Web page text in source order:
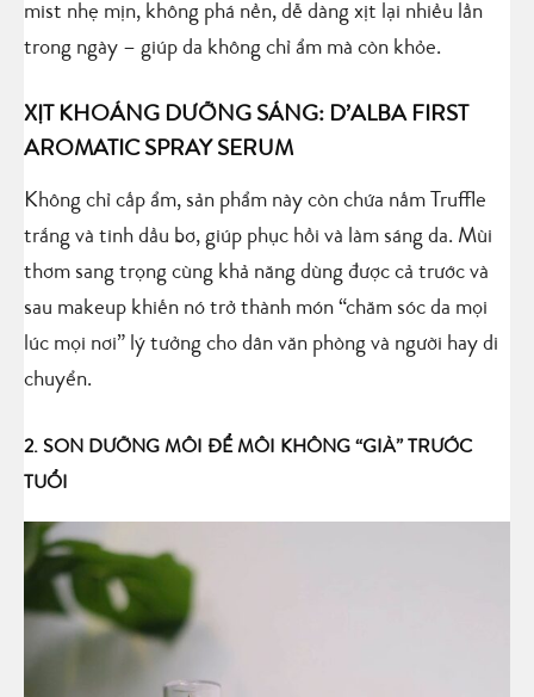
mist nhẹ mịn, không phá nền, dễ dàng xịt lại nhiều lần
trong ngày – giúp da không chỉ ẩm mà còn khỏe.
XỊT KHOÁNG DƯỠNG SÁNG: D’ALBA FIRST
AROMATIC SPRAY SERUM
Không chỉ cấp ẩm, sản phẩm này còn chứa nấm Truffle
trắng và tinh dầu bơ, giúp phục hồi và làm sáng da. Mùi
thơm sang trọng cùng khả năng dùng được cả trước và
sau makeup khiến nó trở thành món “chăm sóc da mọi
lúc mọi nơi” lý tưởng cho dân văn phòng và người hay di
chuyển.
2. SON DƯỠNG MÔI ĐỂ MÔI KHÔNG “GIÀ” TRƯỚC
TUỔI